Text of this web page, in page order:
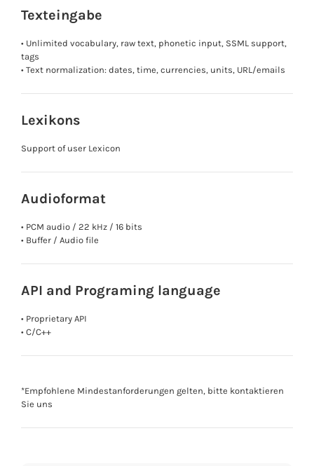
Texteingabe
• Unlimited vocabulary, raw text, phonetic input, SSML support,
tags
• Text normalization: dates, time, currencies, units, URL/emails
Lexikons
Support of user Lexicon
Audioformat
• PCM audio / 22 kHz / 16 bits
• Buffer / Audio file
API and Programing language
• Proprietary API
• C/C++
*Empfohlene Mindestanforderungen gelten, bitte kontaktieren
Sie uns